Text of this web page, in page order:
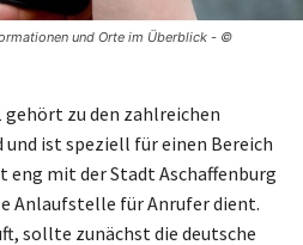
und Orte im Überblick - ©
gehört zu den zahlreichen
ist speziell für einen Bereich
eng mit der Stadt Aschaffenburg
Anlaufstelle für Anrufer dient.
sollte zunächst die deutsche